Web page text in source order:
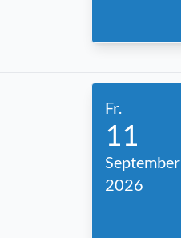
Fr.
11
September
2026